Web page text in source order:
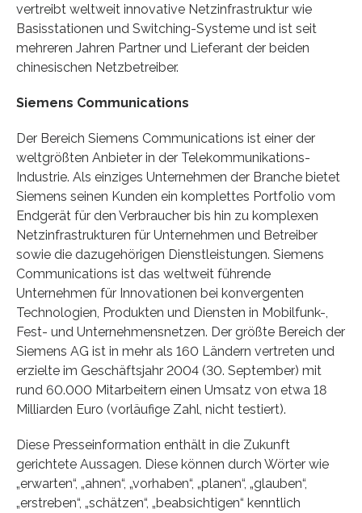
vertreibt weltweit innovative Netzinfrastruktur wie
Basisstationen und Switching-Systeme und ist seit
mehreren Jahren Partner und Lieferant der beiden
chinesischen Netzbetreiber.
Siemens Communications
Der Bereich Siemens Communications ist einer der
weltgrößten Anbieter in der Telekommunikations-
Industrie. Als einziges Unternehmen der Branche bietet
Siemens seinen Kunden ein komplettes Portfolio vom
Endgerät für den Verbraucher bis hin zu komplexen
Netzinfrastrukturen für Unternehmen und Betreiber
sowie die dazugehörigen Dienstleistungen. Siemens
Communications ist das weltweit führende
Unternehmen für Innovationen bei konvergenten
Technologien, Produkten und Diensten in Mobilfunk-,
Fest- und Unternehmensnetzen. Der größte Bereich der
Siemens AG ist in mehr als 160 Ländern vertreten und
erzielte im Geschäftsjahr 2004 (30. September) mit
rund 60.000 Mitarbeitern einen Umsatz von etwa 18
Milliarden Euro (vorläufige Zahl, nicht testiert).
Diese Presseinformation enthält in die Zukunft
gerichtete Aussagen. Diese können durch Wörter wie
„erwarten“, „ahnen“, „vorhaben“, „planen“, „glauben“,
„erstreben“, „schätzen“, „beabsichtigen“ kenntlich